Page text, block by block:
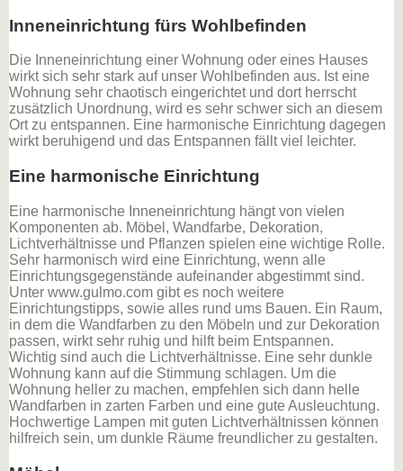
Inneneinrichtung fürs Wohlbefinden
Die Inneneinrichtung einer Wohnung oder eines Hauses
wirkt sich sehr stark auf unser Wohlbefinden aus. Ist eine
Wohnung sehr chaotisch eingerichtet und dort herrscht
zusätzlich Unordnung, wird es sehr schwer sich an diesem
Ort zu entspannen. Eine harmonische Einrichtung dagegen
wirkt beruhigend und das Entspannen fällt viel leichter.
Eine harmonische Einrichtung
Eine harmonische Inneneinrichtung hängt von vielen
Komponenten ab. Möbel, Wandfarbe, Dekoration,
Lichtverhältnisse und Pflanzen spielen eine wichtige Rolle.
Sehr harmonisch wird eine Einrichtung, wenn alle
Einrichtungsgegenstände aufeinander abgestimmt sind.
Unter www.gulmo.com gibt es noch weitere
Einrichtungstipps, sowie alles rund ums Bauen. Ein Raum,
in dem die Wandfarben zu den Möbeln und zur Dekoration
passen, wirkt sehr ruhig und hilft beim Entspannen.
Wichtig sind auch die Lichtverhältnisse. Eine sehr dunkle
Wohnung kann auf die Stimmung schlagen. Um die
Wohnung heller zu machen, empfehlen sich dann helle
Wandfarben in zarten Farben und eine gute Ausleuchtung.
Hochwertige Lampen mit guten Lichtverhältnissen können
hilfreich sein, um dunkle Räume freundlicher zu gestalten.